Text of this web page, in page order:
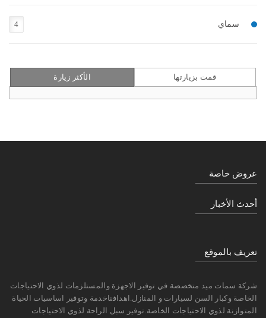
سماي 4
قمت بزيارتها الأكثر زيارة
عروض خاصة
أحدث الأخبار
تعريف بالموقع
شركة سمات ميد متخصصة في توفير الاجهزة والمستلزمات لذوي الاحتياجات
الخاصة وكبار السن لسيارات و المنازل.اهدافناخدمة وتوفير اساسيات الحياة
المتوازنة لذوي الاحتياجات الخاصة.توفير سبل الراحة لذوي الاحتياجات